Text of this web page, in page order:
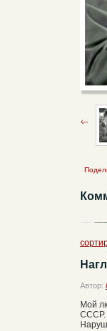
Автор:
Мой
СССР.